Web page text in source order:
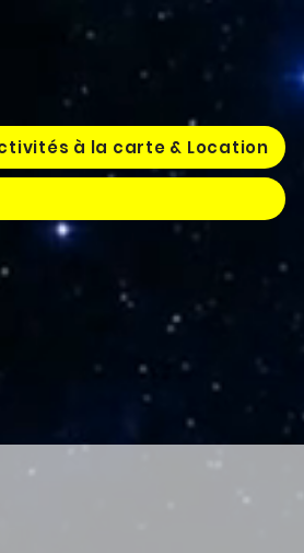
à la carte & Location